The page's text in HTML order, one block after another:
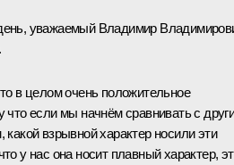
уважаемый Владимир
в целом очень положительное
что если мы начнём сравнивать с
взрывной характер носили эти
у нас она носит плавный характер,